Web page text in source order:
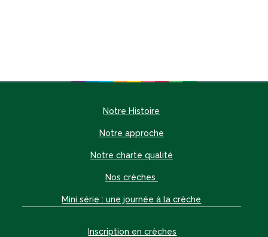
Notre Histoire
Notre approche
Notre charte qualité
Nos crèches
Mini série : une journée à la crèche
Inscription en crèches